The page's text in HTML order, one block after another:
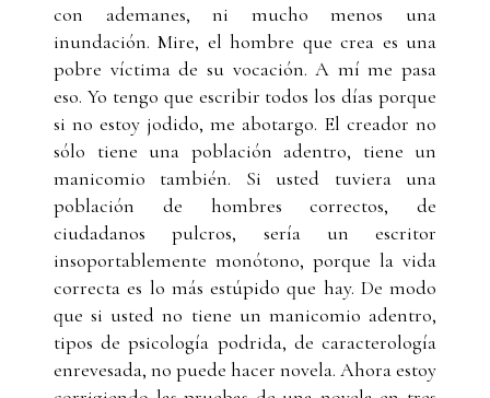
con ademanes, ni mucho menos una
inundación. Mire, el hombre que crea es una
pobre víctima de su vocación. A mí me pasa
eso. Yo tengo que escribir todos los días porque
si no estoy jodido, me abotargo. El creador no
sólo tiene una población adentro, tiene un
manicomio también. Si usted tuviera una
población de hombres correctos, de
ciudadanos pulcros, sería un escritor
insoportablemente monótono, porque la vida
correcta es lo más estúpido que hay. De modo
que si usted no tiene un manicomio adentro,
tipos de psicología podrida, de caracterología
enrevesada, no puede hacer novela. Ahora estoy